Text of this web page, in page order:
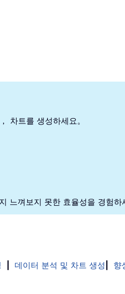
차트를 생성하세요。
느껴보지 못한 효율성을 경험하
데이터 분석 및 차트 생성
향